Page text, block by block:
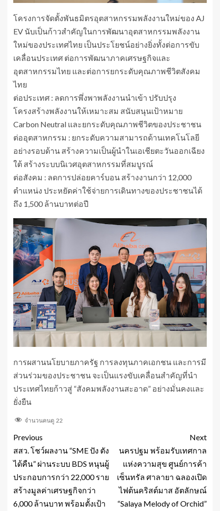
โครงการจัดตั้งพันธมิตรอุตสาหกรรมพลังงานใหม่ของ AJ
EV นับเป็นก้าวสำคัญในการพัฒนาอุตสาหกรรมพลังงาน
ใหม่ของประเทศไทย เป็นประโยชน์อย่างยิ่งทั้งต่อการขับ
เคลื่อนประเทศ ต่อการพัฒนาภาคเศรษฐกิจและ
อุตสาหกรรมไทย และต่อการยกระดับคุณภาพชีวิตสังคม
ไทย
ต่อประเทศ : ลดการพึ่งพาพลังงานนำเข้า ปรับปรุง
โครงสร้างพลังงานให้เหมาะสม สนับสนุนเป้าหมาย
Carbon Neutral และยกระดับคุณภาพชีวิตของประชาชน
ต่ออุตสาหกรรม : ยกระดับความสามารถด้านเทคโนโลยี
อย่างรอบด้าน สร้างความเป็นผู้นำในเอเชียตะวันออกเฉียง
ใต้ สร้างระบบนิเวศอุตสาหกรรมที่สมบูรณ์
ต่อสังคม : ลดการปล่อยคาร์บอน สร้างงานกว่า 12,000
ตำแหน่ง ประหยัดค่าใช้จ่ายการเดินทางของประชาชนได้
ถึง 1,500 ล้านบาทต่อปี
การผสานนโยบายภาครัฐ การลงทุนภาคเอกชน และการมี
ส่วนร่วมของประชาชน จะเป็นแรงขับเคลื่อนสำคัญที่นำ
ประเทศไทยก้าวสู่ “สังคมพลังงานสะอาด” อย่างมั่นคงและ
ยั่งยืน
จำนวนคนดู 22
Previous
สสว. โชว์ผลงาน “SME ปัง ตัง
ได้คืน” ผ่านระบบ BDS หนุนผู้
ประกอบการกว่า 22,000 ราย
สร้างมูลค่าเศรษฐกิจกว่า
6,000 ล้านบาท พร้อมตั้งเป้า
Next
นครปฐม พร้อมรับเทศกาล
แห่งความสุข ศูนย์การค้า
เซ็นทรัล ศาลายา ฉลองเปิด
ไฟต้นคริสต์มาส อัตลักษณ์
“Salaya Melody of Orchid”